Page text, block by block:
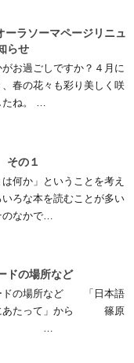
ラソーマページリニュ
らせ
お過ごしですか？４月に
、春の花々も彩り美しく咲
たね。 …
その１
何か」ということを考え
ろな本を読むことが多い
なかで…
ドの場所など
ドの場所など 「日本語
あたって」から 篠原
…